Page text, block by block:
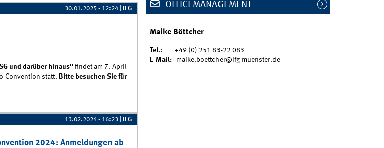
30.01.2025 - 12:24 IFG
und darüber hinaus" findet am 7. April
Convention statt. Bitte besuchen Sie für
13.02.2024 - 16:23 IFG
2024: Anmeldungen ab
OFFICEMANAGEMENT
Maike Böttcher
Tel.: +49 (0) 251 83-22 083
E-Mail: maike.boettcher@ifg-muenster.de